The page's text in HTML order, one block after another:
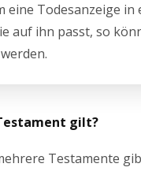
eine Todesanzeige
auf ihn passt, so
gilt?
Testamente